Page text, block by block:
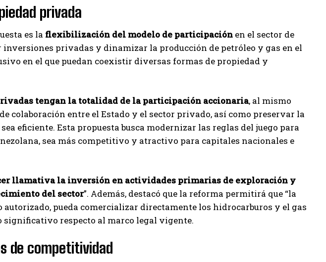
online, ayuda a
partes del mundo a
valiosos para
Vaughan, según destaca
privada
es la flexibilización del modelo de participación en el sector de
inversiones privadas y dinamizar la producción de petróleo y gas en el
en el que puedan coexistir diversas formas de propiedad y
tengan la totalidad de la participación accionaria, al mismo
colaboración entre el Estado y el sector privado, así como preservar la
eficiente. Esta propuesta busca modernizar las reglas del juego para
sea más competitivo y atractivo para capitales nacionales e
llamativa la inversión en actividades primarias de exploración y
del sector”. Además, destacó que la reforma permitirá que “la
autorizado, pueda comercializar directamente los hidrocarburos y el gas
significativo respecto al marco legal vigente.
de competitividad